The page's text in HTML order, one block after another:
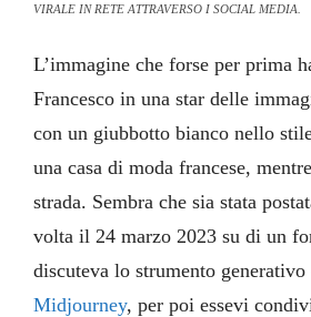
VIRALE IN RETE ATTRAVERSO I SOCIAL MEDIA.
L’immagine che forse per prima
Francesco in una star delle
con un giubbotto bianco nello
una casa di moda francese,
strada. Sembra che sia stata
volta il 24 marzo 2023 su di un
discuteva lo strumento
Midjourney, per poi essevi